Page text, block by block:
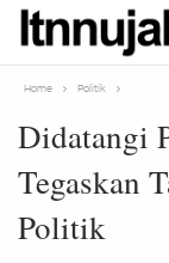
Home Politik
Didatangi
Tegaskan
Politik